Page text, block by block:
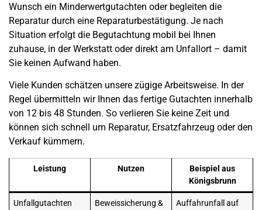
Wunsch ein Minderwertgutachten oder begleiten die
Reparatur durch eine Reparaturbestätigung. Je nach
Situation erfolgt die Begutachtung mobil bei Ihnen
zuhause, in der Werkstatt oder direkt am Unfallort – damit
Sie keinen Aufwand haben.
Viele Kunden schätzen unsere zügige Arbeitsweise. In der
Regel übermitteln wir Ihnen das fertige Gutachten innerhalb
von 12 bis 48 Stunden. So verlieren Sie keine Zeit und
können sich schnell um Reparatur, Ersatzfahrzeug oder den
Verkauf kümmern.
Leistung Nutzen
Beispiel aus
Königsbrunn
Unfallgutachten
Beweissicherung &
Auffahrunfall auf